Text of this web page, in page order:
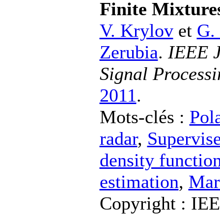
Finite
V. Krylovet G.
Zerubia. IEEE
Signal
2011.
Mots-clés :
radar,
density
estimation,
Copyright :